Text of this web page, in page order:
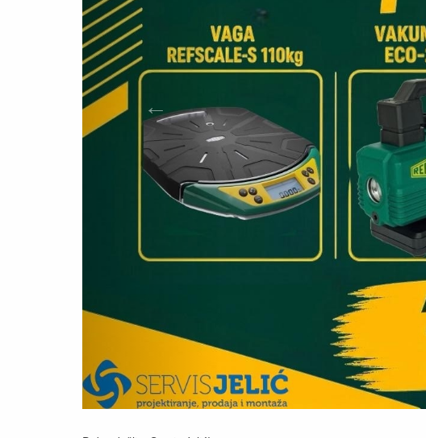
Dobrodošli u Servis Jelić!
Promo